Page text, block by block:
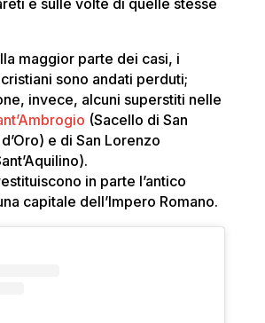
e sulle volte di quelle stesse
maggior parte dei casi, i
sono andati perduti;
invece, alcuni superstiti nelle
(Sacello di San
e di San Lorenzo
in parte l’antico
capitale dell’Impero Romano.